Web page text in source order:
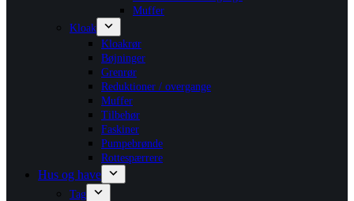
Muffer
Kloak
Kloakrør
Bøjninger
Grenrør
Reduktioner / overgange
Muffer
Tilbehør
Faskiner
Pumpebrønde
Rottespærrere
Hus og have
Tag